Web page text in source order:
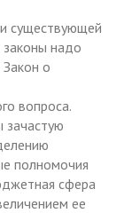
существующей
надо
о
вопроса.
зачастую
полномочия
сфера
ее